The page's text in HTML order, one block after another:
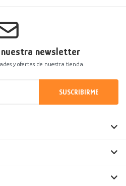
newsletter
y ofertas de nuestra tienda.
SUSCRIBIRME